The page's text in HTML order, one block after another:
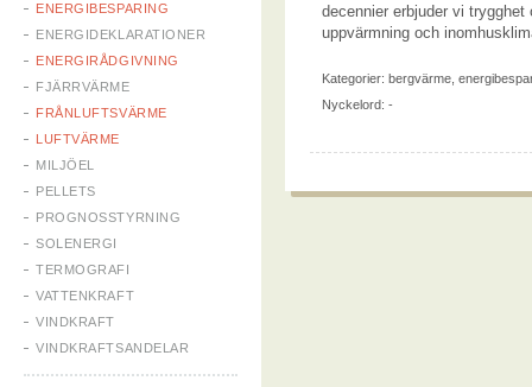
ENERGIBESPARING
ENERGIDEKLARATIONER
ENERGIRÅDGIVNING
FJÄRRVÄRME
FRÅNLUFTSVÄRME
LUFTVÄRME
MILJÖEL
PELLETS
PROGNOSSTYRNING
SOLENERGI
TERMOGRAFI
VATTENKRAFT
VINDKRAFT
VINDKRAFTSANDELAR
decennier erbjuder vi
uppvärmning och
Kategorier: bergvärme
Nyckelord: -